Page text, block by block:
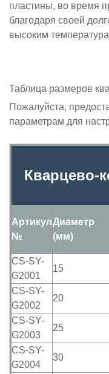
пластины, во время
благодаря своей
высоким
Таблица размеров
Пожалуйста,
параметрам для
Кварцево-
Артикул
№
Диаметр
(мм)
CS-SY-
G2001
15
CS-SY-
G2002
20
CS-SY-
G2003
25
CS-SY-
G2004
30